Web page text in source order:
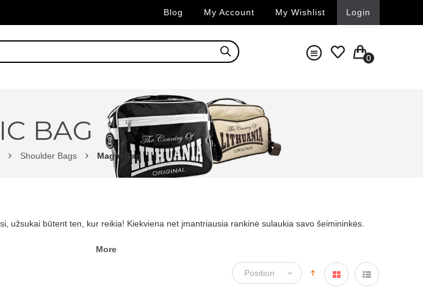
Blog My Account My Wishlist Login
0
BAG
Shoulder Bags Magic Bag
užsukai būtent ten, kur reikia! Kiekviena net įmantriausia rankinė sulaukia savo šeimininkės.
More